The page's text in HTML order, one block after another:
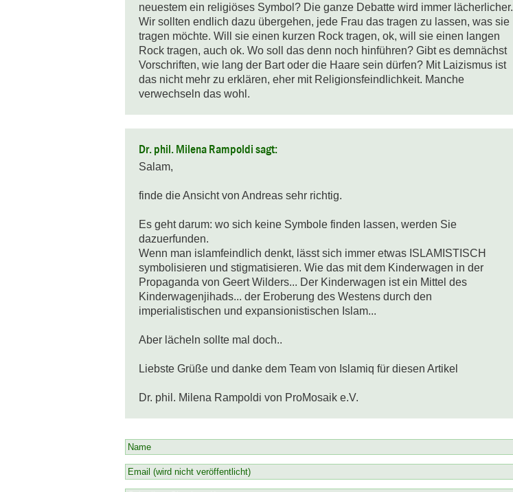
neuestem ein religiöses Symbol? Die ganze Debatte wird immer lächerlicher.
Wir sollten endlich dazu übergehen, jede Frau das tragen zu lassen, was sie
tragen möchte. Will sie einen kurzen Rock tragen, ok, will sie einen langen
Rock tragen, auch ok. Wo soll das denn noch hinführen? Gibt es demnächst
Vorschriften, wie lang der Bart oder die Haare sein dürfen? Mit Laizismus ist
das nicht mehr zu erklären, eher mit Religionsfeindlichkeit. Manche
verwechseln das wohl.
Dr. phil. Milena Rampoldi sagt:
Salam,
finde die Ansicht von Andreas sehr richtig.
Es geht darum: wo sich keine Symbole finden lassen, werden Sie
dazuerfunden.
Wenn man islamfeindlich denkt, lässt sich immer etwas ISLAMISTISCH
symbolisieren und stigmatisieren. Wie das mit dem Kinderwagen in der
Propaganda von Geert Wilders... Der Kinderwagen ist ein Mittel des
Kinderwagenjihads... der Eroberung des Westens durch den
imperialistischen und expansionistischen Islam...
Aber lächeln sollte mal doch..
Liebste Grüße und danke dem Team von Islamiq für diesen Artikel
Dr. phil. Milena Rampoldi von ProMosaik e.V.